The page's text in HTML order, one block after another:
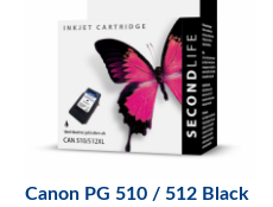
Canon PG 510 / 512 Black